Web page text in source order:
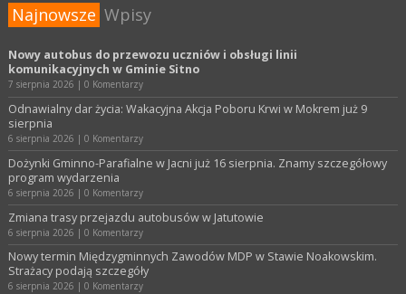
Najnowsze Wpisy
Nowy autobus do przewozu uczniów i obsługi linii
komunikacyjnych w Gminie Sitno
7 sierpnia 2026 | 0 Komentarzy
Odnawialny dar życia: Wakacyjna Akcja Poboru Krwi w Mokrem już 9
sierpnia
6 sierpnia 2026 | 0 Komentarzy
Dożynki Gminno-Parafialne w Jacni już 16 sierpnia. Znamy szczegółowy
program wydarzenia
6 sierpnia 2026 | 0 Komentarzy
Zmiana trasy przejazdu autobusów w Jatutowie
6 sierpnia 2026 | 0 Komentarzy
Nowy termin Międzygminnych Zawodów MDP w Stawie Noakowskim.
Strażacy podają szczegóły
6 sierpnia 2026 | 0 Komentarzy